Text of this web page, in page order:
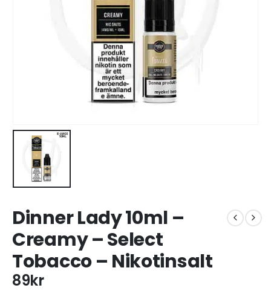
Dinner Lady 10ml –
Creamy – Select
Tobacco – Nikotinsalt
89kr